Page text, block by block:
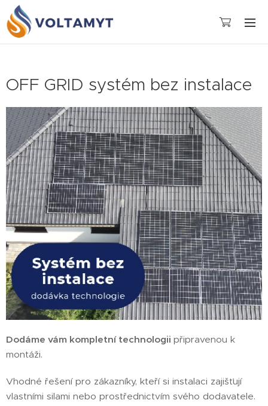
OFF GRID systém bez instalace
Dodáme vám kompletní technologii připravenou k
montáži.
Vhodné řešení pro zákazníky, kteří si instalaci zajišťují
vlastními silami nebo prostřednictvím svého dodavatele.